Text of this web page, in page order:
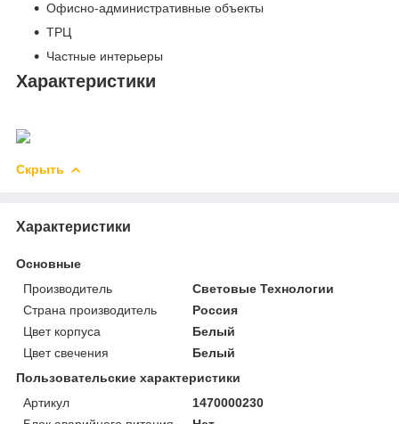
Офисно-административные объекты
ТРЦ
Частные интерьеры
Характеристики
Скрыть
Характеристики
Основные
Производитель
Световые Технологии
Страна производитель
Россия
Цвет корпуса
Белый
Цвет свечения
Белый
Пользовательские характеристики
Артикул
1470000230